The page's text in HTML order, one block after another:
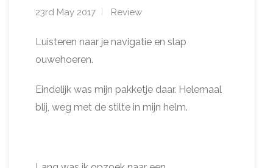
23rd May 2017 Review
Luisteren naar je navigatie en slap
ouwehoeren.
Eindelijk was mijn pakketje daar. Helemaal
blij, weg met de stilte in mijn helm.